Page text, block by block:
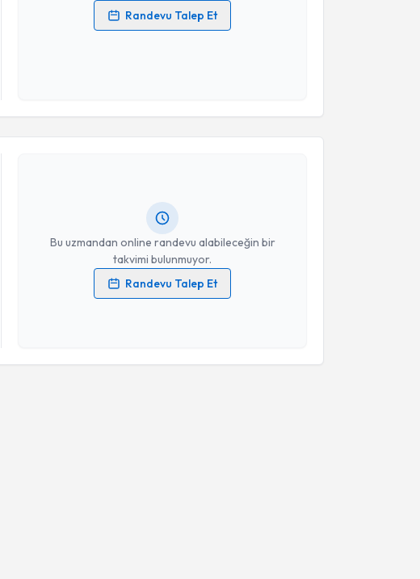
Randevu Talep Et
Kişisel verilerimin işlenmesine ilişkinAydınlatma Metni
Takvim Talebini Gönder
Bu uzmandan online randevu alabileceğin bir
takvimi bulunmuyor.
Randevu Talep Et
Randevu Takvimi Talebi
Aile Danışmanı Esma Kütük
Kişisel verilerimin işlenmesine ilişkinAydınlatma Metni